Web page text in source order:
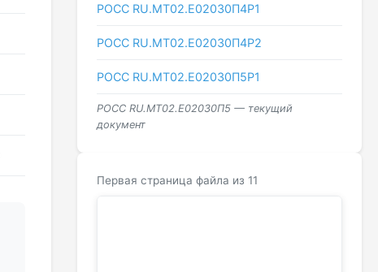
РОСС RU.МТ02.E02030П4Р1
РОСС RU.МТ02.E02030П4Р2
РОСС RU.МТ02.E02030П5Р1
РОСС RU.МТ02.E02030П5 — текущий
документ
Первая страница файла из 11